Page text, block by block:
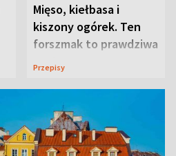
Mięso, kiełbasa i
kiszony ogórek. Ten
forszmak to prawdziwa
uczta
Przepisy